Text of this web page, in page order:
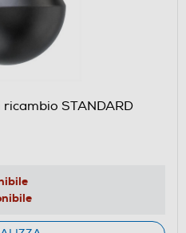
ricambio STANDARD